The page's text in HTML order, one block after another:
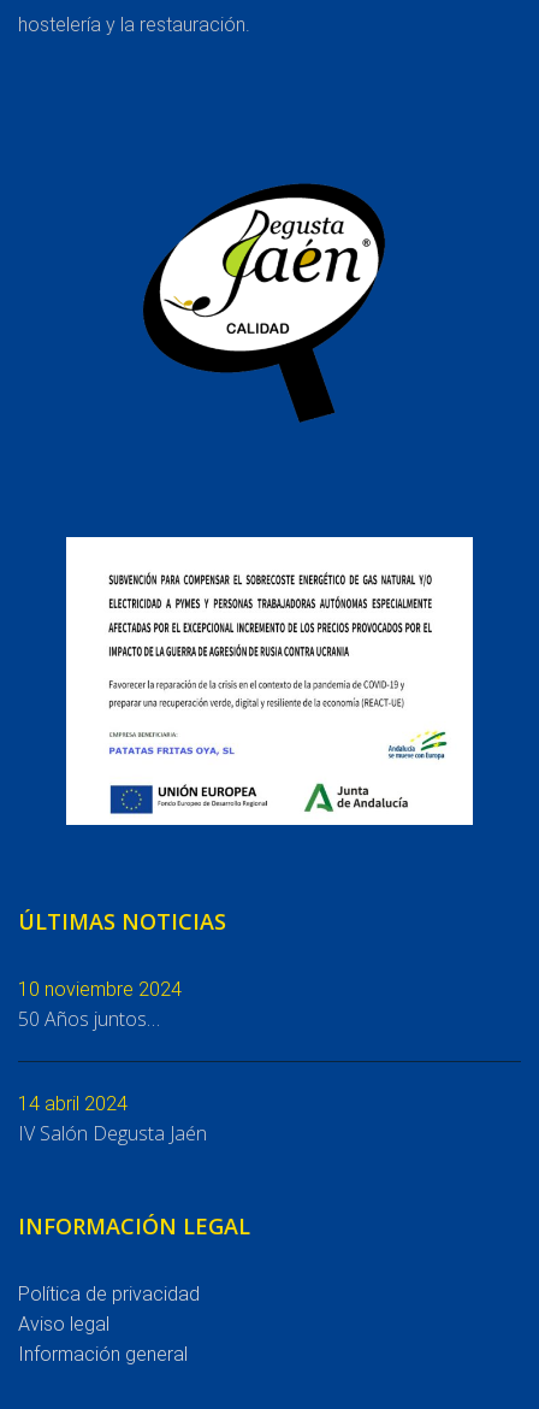
hostelería y la restauración.
ÚLTIMAS NOTICIAS
10 noviembre 2024
50 Años juntos…
14 abril 2024
IV Salón Degusta Jaén
INFORMACIÓN LEGAL
Política de privacidad
Aviso legal
Información general